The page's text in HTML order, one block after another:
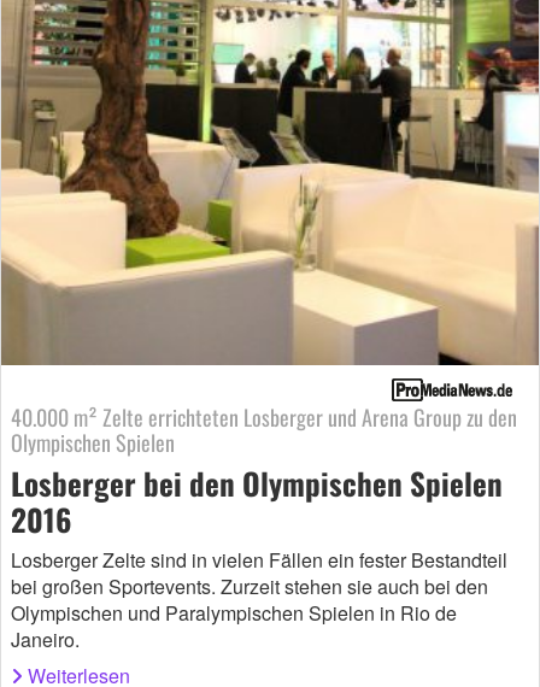
40.000 m² Zelte errichteten Losberger und Arena Group zu den
Olympischen Spielen
Losberger bei den Olympischen Spielen
2016
Losberger Zelte sind in vielen Fällen ein fester Bestandteil
bei großen Sportevents. Zurzeit stehen sie auch bei den
Olympischen und Paralympischen Spielen in Rio de
Janeiro.
Weiterlesen